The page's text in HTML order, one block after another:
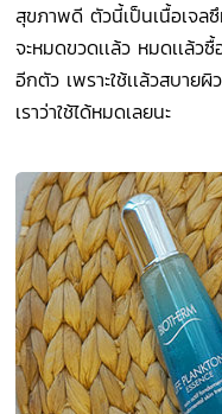
สุขภาพดี ตัวนี้เป็นเนื้อเจลซึ
จะหมดขวดเเล้ว หมดเเล้ว
อีกตัว เพราะใช้เเล้วสบาย
เราว่าใช้ได้หมดเลยนะ